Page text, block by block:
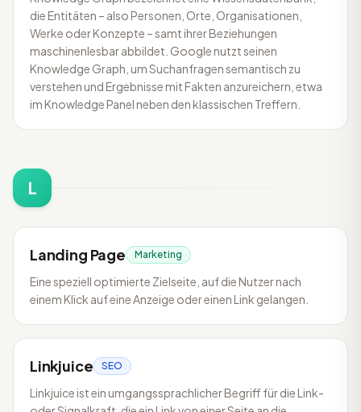
die Entitäten – also Personen, Orte, Organisationen,
Werke oder Konzepte – samt ihrer Beziehungen
maschinenlesbar abbildet. Google nutzt seinen
Knowledge Graph, um Suchanfragen semantisch zu
verstehen und Ergebnisse mit Fakten anzureichern, etwa
im Knowledge Panel neben den klassischen Treffern.
L
Landing Page Marketing
Eine speziell optimierte Zielseite, auf die Nutzer nach
einem Klick auf eine Anzeige oder einen Link gelangen.
Linkjuice SEO
Linkjuice ist ein umgangssprachlicher Begriff für die Link-